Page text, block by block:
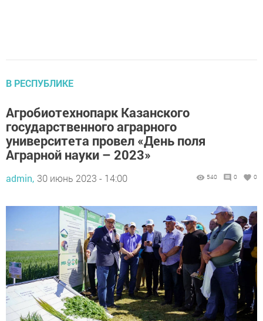
В РЕСПУБЛИКЕ
Агробиотехнопарк Казанского
государственного аграрного
университета провел «День поля
Аграрной науки – 2023»
admin, 30 июнь 2023 - 14:00 540 0 0